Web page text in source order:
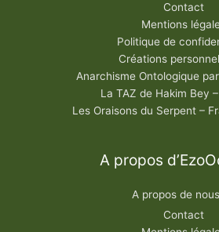
Contact
Mentions
Politique de
Créations
Anarchisme Ontologique
La TAZ de Hakim Bey
Les Oraisons du Serpent –
A propos
A propos de nous
Contact